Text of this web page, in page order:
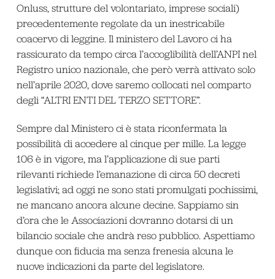
Onluss, strutture del volontariato, imprese sociali)
precedentemente regolate da un inestricabile
coacervo di leggine. Il ministero del Lavoro ci ha
rassicurato da tempo circa l’accoglibilità dell’ANPI nel
Registro unico nazionale, che però verrà attivato solo
nell’aprile 2020, dove saremo collocati nel comparto
degli “ALTRI ENTI DEL TERZO SETTORE”.
Sempre dal Ministero ci è stata riconfermata la
possibilità di accedere al cinque per mille. La legge
106 è in vigore, ma l’applicazione di sue parti
rilevanti richiede l’emanazione di circa 50 decreti
legislativi; ad oggi ne sono stati promulgati pochissimi,
ne mancano ancora alcune decine. Sappiamo sin
d’ora che le Associazioni dovranno dotarsi di un
bilancio sociale che andrà reso pubblico. Aspettiamo
dunque con fiducia ma senza frenesia alcuna le
nuove indicazioni da parte del legislatore.